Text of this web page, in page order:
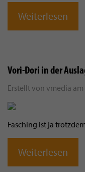
Weiterlesen
Vori-Dori in der
Erstellt von vmedia am
Fasching ist ja
Weiterlesen